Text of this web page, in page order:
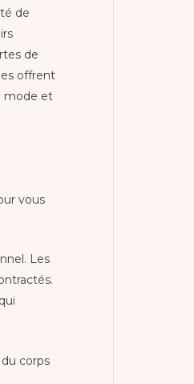
de
de
offrent
mode et
vous
Les
corps